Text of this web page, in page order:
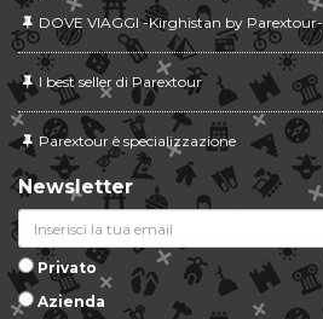
DOVE VIAGGI -Kirghistan by Parextour-
I best seller di Parextour
Parextour è specializzazione
Newsletter
Privato
Azienda